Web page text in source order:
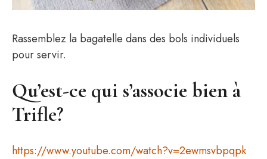
Rassemblez la bagatelle dans des bols individuels
pour servir.
Qu’est-ce qui s’associe bien à
Trifle?
https://www.youtube.com/watch?v=2ewmsvbpqpk